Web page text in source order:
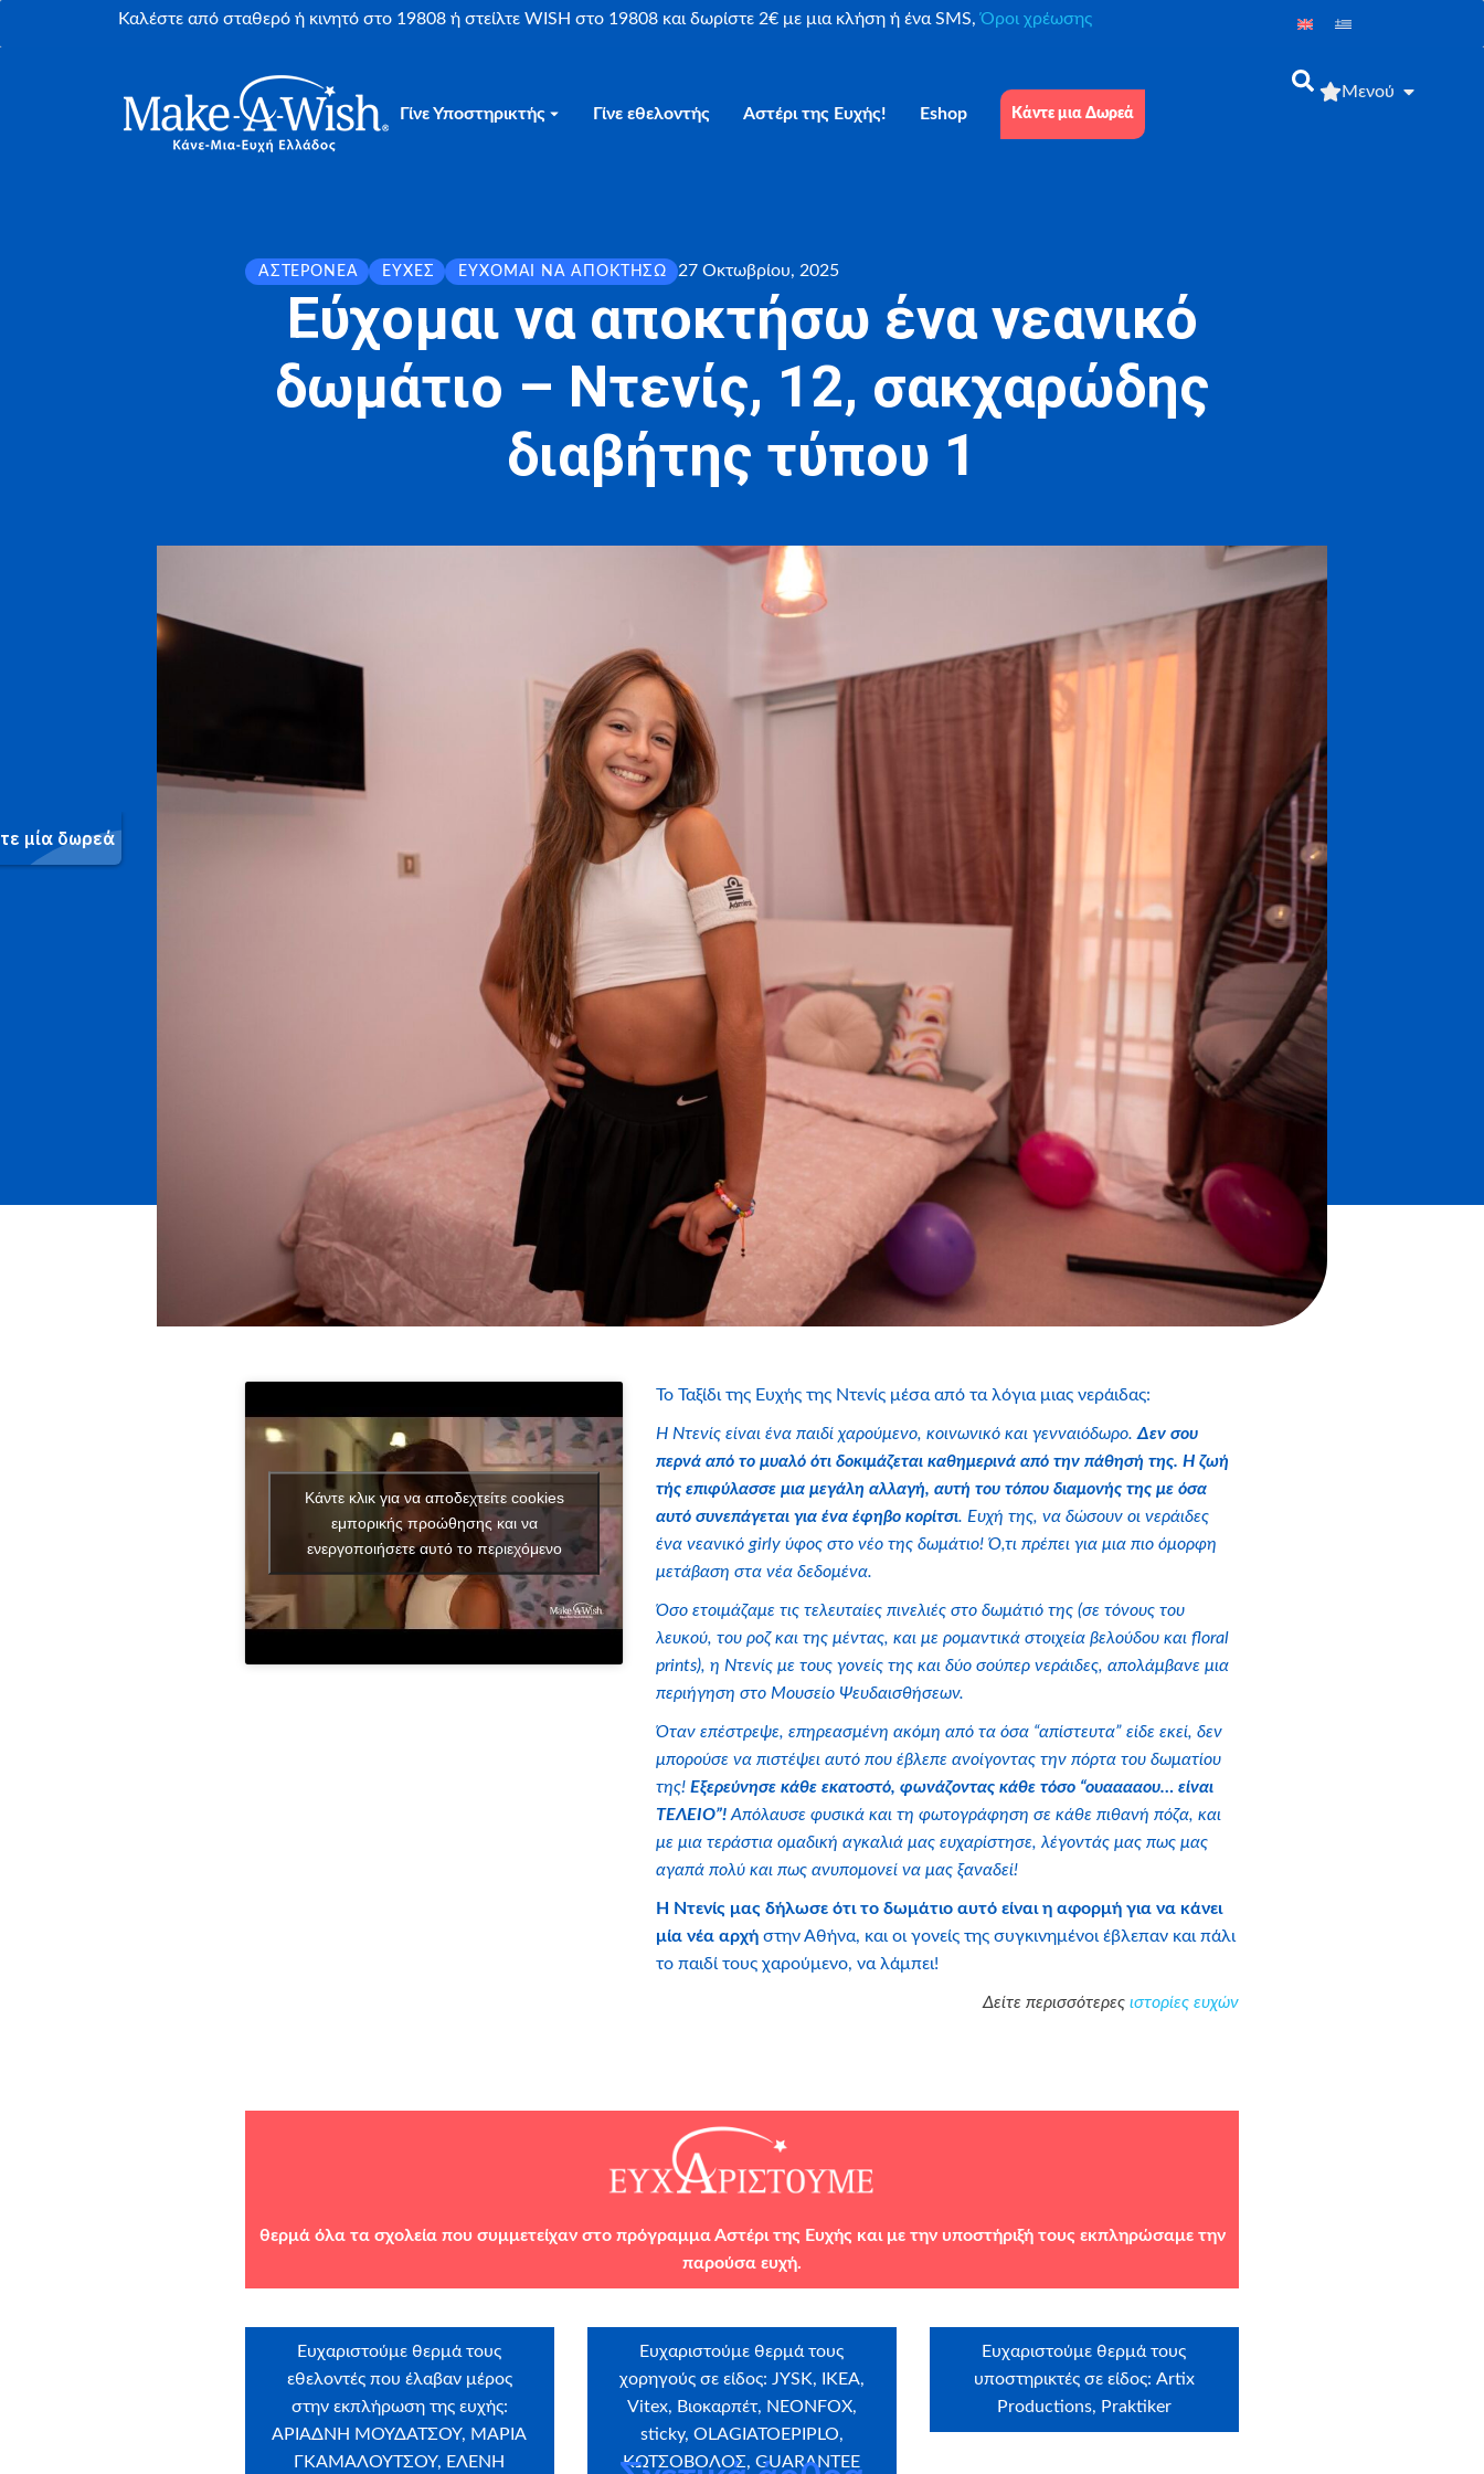
Καλέστε από σταθερό ή κινητό στο 19808 ή στείλτε WISH στο 19808 και δωρίστε 2€ με μια κλήση ή ένα SMS,Όροι χρέωσης
Γίνε Υποστηρικτής Γίνε εθελοντής Αστέρι της Ευχής! Eshop Κάντε μια Δωρεά
Μενού
ΑΣΤΕΡΟΝΈΑ ΕΥΧΈΣ ΕΎΧΟΜΑΙ ΝΑ ΑΠΟΚΤΉΣΩ 27 Οκτωβρίου, 2025
Εύχομαι να αποκτήσω ένα νεανικό
δωμάτιο – Ντενίς, 12, σακχαρώδης
διαβήτης τύπου 1
Κάντε κλικ για να αποδεχτείτε cookies
εμπορικής προώθησης και να
ενεργοποιήσετε αυτό το περιεχόμενο
Το Ταξίδι της Ευχής της Ντενίς μέσα από τα λόγια μιας νεράιδας:
Η Ντενίς είναι ένα παιδί χαρούμενο, κοινωνικό και γενναιόδωρο. Δεν σου
περνά από το μυαλό ότι δοκιμάζεται καθημερινά από την πάθησή της. Η ζωή
τής επιφύλασσε μια μεγάλη αλλαγή, αυτή του τόπου διαμονής της με όσα
αυτό συνεπάγεται για ένα έφηβο κορίτσι. Ευχή της, να δώσουν οι νεράιδες
ένα νεανικό girly ύφος στο νέο της δωμάτιο! Ό,τι πρέπει για μια πιο όμορφη
μετάβαση στα νέα δεδομένα.
Όσο ετοιμάζαμε τις τελευταίες πινελιές στο δωμάτιό της (σε τόνους του
λευκού, του ροζ και της μέντας, και με ρομαντικά στοιχεία βελούδου και floral
prints), η Ντενίς με τους γονείς της και δύο σούπερ νεράιδες, απολάμβανε μια
περιήγηση στο Μουσείο Ψευδαισθήσεων.
Όταν επέστρεψε, επηρεασμένη ακόμη από τα όσα “απίστευτα” είδε εκεί, δεν
μπορούσε να πιστέψει αυτό που έβλεπε ανοίγοντας την πόρτα του δωματίου
της! Εξερεύνησε κάθε εκατοστό, φωνάζοντας κάθε τόσο “ουααααου… είναι
ΤΕΛΕΙΟ”! Απόλαυσε φυσικά και τη φωτογράφηση σε κάθε πιθανή πόζα, και
με μια τεράστια ομαδική αγκαλιά μας ευχαρίστησε, λέγοντάς μας πως μας
αγαπά πολύ και πως ανυπομονεί να μας ξαναδεί!
Η Ντενίς μας δήλωσε ότι το δωμάτιο αυτό είναι η αφορμή για να κάνει
μία νέα αρχή στην Αθήνα, και οι γονείς της συγκινημένοι έβλεπαν και πάλι
το παιδί τους χαρούμενο, να λάμπει!
Δείτε περισσότερες ιστορίες ευχών
θερμά όλα τα σχολεία που συμμετείχαν στο πρόγραμμα Αστέρι της Ευχής και με την υποστήριξή τους εκπληρώσαμε την
παρούσα ευχή.
Ευχαριστούμε θερμά τους
εθελοντές που έλαβαν μέρος
στην εκπλήρωση της ευχής:
ΑΡΙΑΔΝΗ ΜΟΥΔΑΤΣΟΥ, ΜΑΡΙΑ
ΓΚΑΜΑΛΟΥΤΣΟΥ, ΕΛΕΝΗ
Ευχαριστούμε θερμά τους
χορηγούς σε είδος: JYSK, IKEA,
Vitex, Βιοκαρπέτ, NEONFOX,
sticky, OLAGIATOEPIPLO,
ΚΩΤΣΟΒΟΛΟΣ, GUARANTEE
Ευχαριστούμε θερμά τους
υποστηρικτές σε είδος: Artix
Productions, Praktiker